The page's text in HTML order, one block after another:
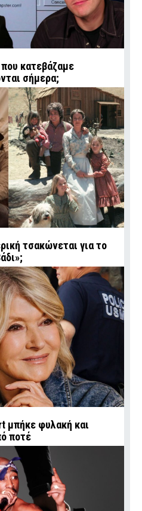
κατεβάζαμε
σήμερα;
τσακώνεται για το
μπήκε φυλακή και
ποτέ